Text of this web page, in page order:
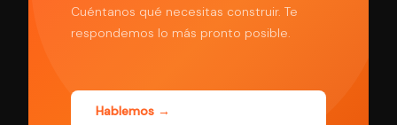
Cuéntanos qué necesitas construir. Te
respondemos lo más pronto posible.
Hablemos →